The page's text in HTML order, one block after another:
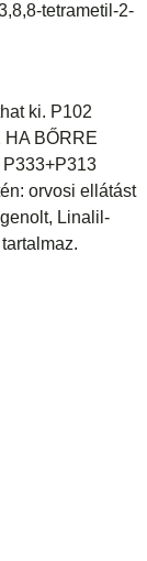
tetrametil-2-
ki. P102
HA BŐRRE
orvosi ellátást
Linalil-